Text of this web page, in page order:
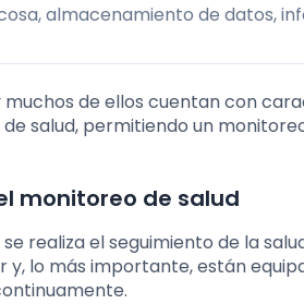
almacenamiento de datos,
muchos de ellos cuentan con
salud, permitiendo un
monitoreo de salud
realiza el seguimiento de la
lo más importante, están